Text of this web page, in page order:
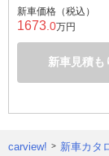
新車価格（税込）
1673 .0万円
新車見積も
carview! 新車カタ